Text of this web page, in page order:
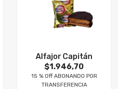
Alfajor Capitán
$1.946,70
15 % Off ABONANDO POR
TRANSFERENCIA